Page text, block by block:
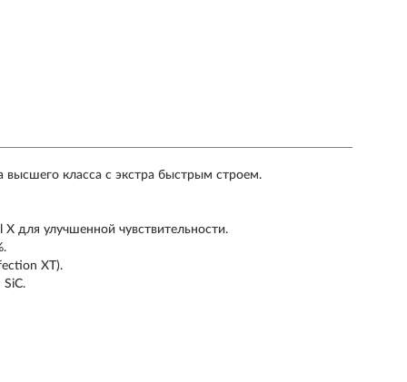
высшего класса с экстра быстрым строем.
для улучшенной чувствительности.
XT).
SiC.